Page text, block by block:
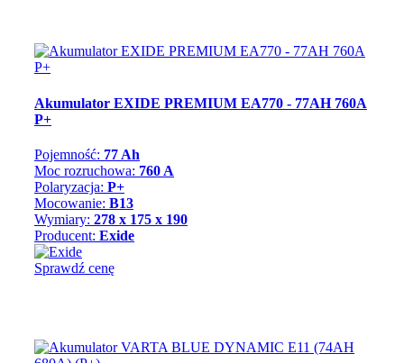
Akumulator EXIDE PREMIUM EA770 - 77AH 760A
P+
Pojemność: 77 Ah
Moc rozruchowa: 760 A
Polaryzacja: P+
Mocowanie: B13
Wymiary: 278 x 175 x 190
Producent: Exide
Sprawdź cenę